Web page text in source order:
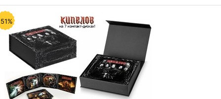
LP-издание включает следующие записи:
«Путь наверх» (2003, Live) – 2LP, 33 об./мин.;
«Реки времён» (2005) – 1 LP, 33 об./мин.;
«Жить вопреки» (2011) – 2LP, 45 об./мин.;